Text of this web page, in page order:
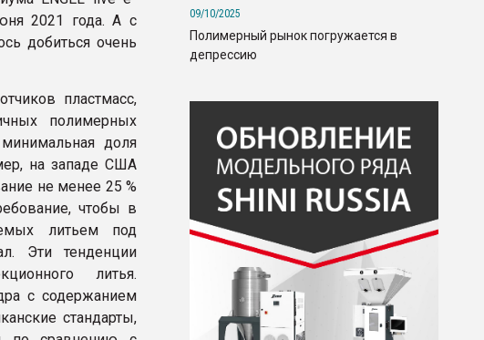
2021 года. А с
добиться очень
пластмасс,
полимерных
доля
на западе США
не менее 25 %
чтобы в
литьем под
Эти тенденции
литья.
с содержанием
стандарты,
09/10/2025
Полимерный рынок погружается в
депрессию